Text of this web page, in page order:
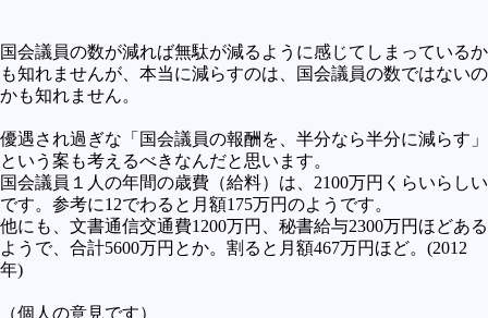
国会議員の数が減れば無駄が減るように感じてしまっているか
も知れませんが、本当に減らすのは、国会議員の数ではないの
かも知れません。
優遇され過ぎな「国会議員の報酬を、半分なら半分に減らす」
という案も考えるべきなんだと思います。
国会議員１人の年間の歳費（給料）は、2100万円くらいらしい
です。参考に12でわると月額175万円のようです。
他にも、文書通信交通費1200万円、秘書給与2300万円ほどある
ようで、合計5600万円とか。割ると月額467万円ほど。(2012
年)
（個人の意見です）